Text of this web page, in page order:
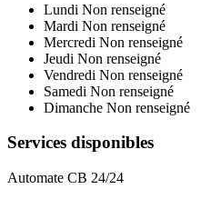
Lundi Non renseigné
Mardi Non renseigné
Mercredi Non renseigné
Jeudi Non renseigné
Vendredi Non renseigné
Samedi Non renseigné
Dimanche Non renseigné
Services disponibles
Automate CB 24/24